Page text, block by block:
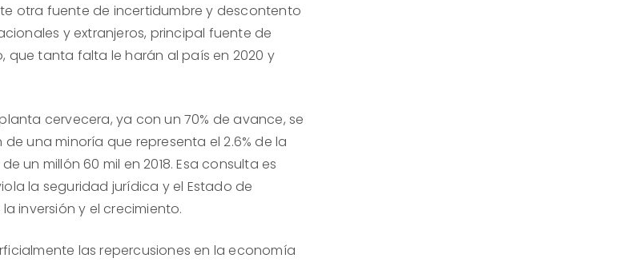
otra fuente de incertidumbre y descontento
y extranjeros, principal fuente de
que tanta falta le harán al país en 2020 y
cervecera, ya con un 70% de avance, se
una minoría que representa el 2.6% de la
un millón 60 mil en 2018. Esa consulta es
la seguridad jurídica y el Estado de
inversión y el crecimiento.
las repercusiones en la economía